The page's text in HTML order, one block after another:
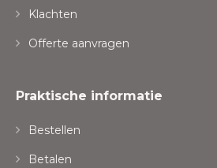
Klachten
Offerte aanvragen
Praktische informatie
Bestellen
Betalen